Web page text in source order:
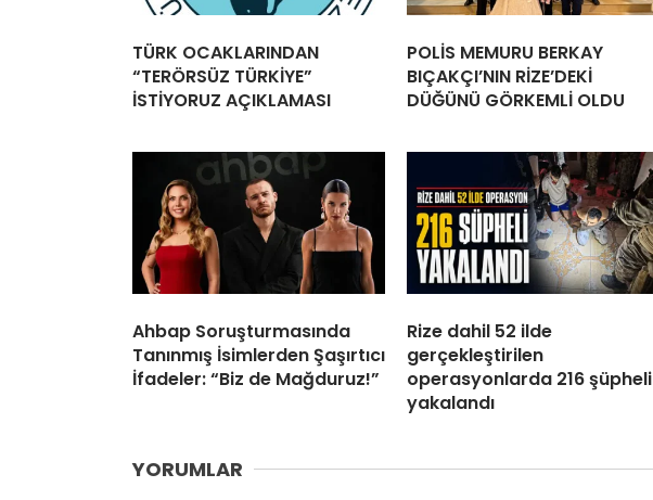
TÜRK OCAKLARINDAN
“TERÖRSÜZ TÜRKİYE”
İSTİYORUZ AÇIKLAMASI
POLİS MEMURU BERKAY
BIÇAKÇI’NIN RİZE’DEKİ
DÜĞÜNÜ GÖRKEMLİ OLDU
Ahbap Soruşturmasında
Tanınmış İsimlerden Şaşırtıcı
İfadeler: “Biz de Mağduruz!”
Rize dahil 52 ilde
gerçekleştirilen
operasyonlarda 216 şüpheli
yakalandı
YORUMLAR